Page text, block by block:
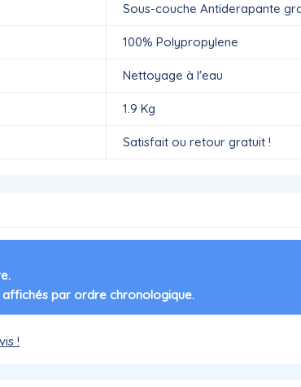
Sous-couche Antiderapante
100% Polypropylene
Nettoyage à l'eau
1.9 Kg
Satisfait ou retour gratuit !
affichés par ordre chronologique.
!